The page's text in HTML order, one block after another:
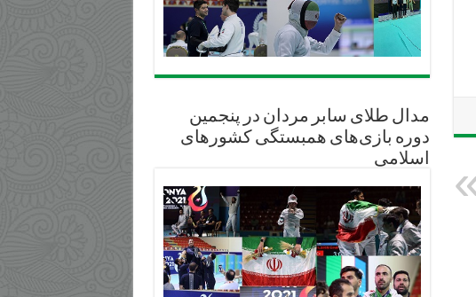
مدال طلای سابر مردان در پنجمین
دوره بازی‌های همبستگی کشورهای
اسلامی